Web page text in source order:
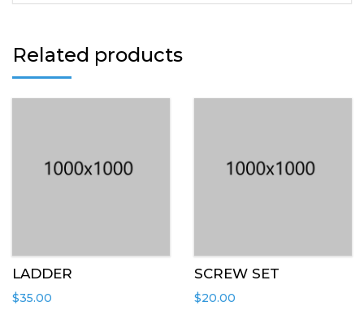
Related products
LADDER
$35.00
SCREW SET
$20.00